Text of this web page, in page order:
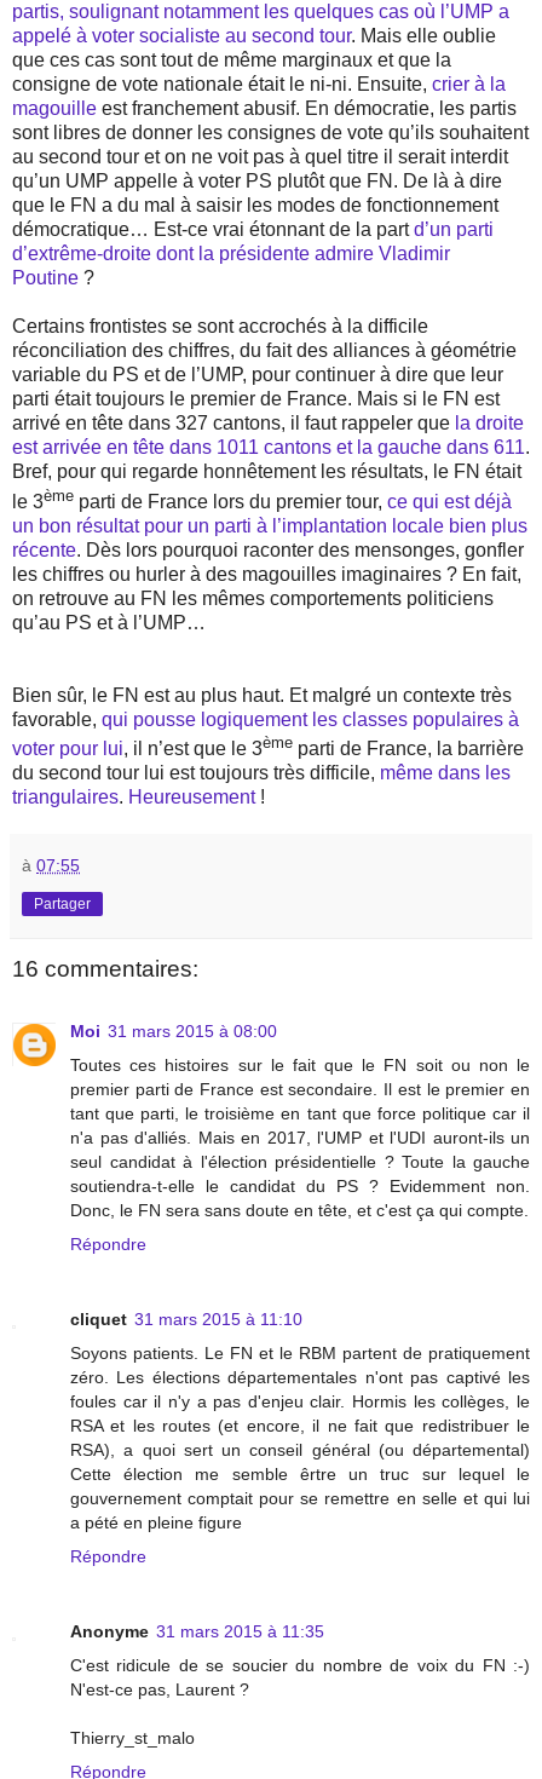
partis, soulignant notamment les quelques cas où l’UMP a
appelé à voter socialiste au second tour. Mais elle oublie
que ces cas sont tout de même marginaux et que la
consigne de vote nationale était le ni-ni. Ensuite, crier à la
magouille est franchement abusif. En démocratie, les partis
sont libres de donner les consignes de vote qu’ils souhaitent
au second tour et on ne voit pas à quel titre il serait interdit
qu’un UMP appelle à voter PS plutôt que FN. De là à dire
que le FN a du mal à saisir les modes de fonctionnement
démocratique… Est-ce vrai étonnant de la partd’un parti
d’extrême-droite dont la présidente admire Vladimir
Poutine ?
Certains frontistes se sont accrochés à la difficile
réconciliation des chiffres, du fait des alliances à géométrie
variable du PS et de l’UMP, pour continuer à dire que leur
parti était toujours le premier de France. Mais si le FN est
arrivé en tête dans 327 cantons, il faut rappeler que la droite
est arrivée en tête dans 1011 cantons et la gauche dans 611.
Bref, pour qui regarde honnêtement les résultats, le FN était
le 3ème parti de France lors du premier tour, ce qui est déjà
un bon résultat pour un parti à l’implantation locale bien plus
récente. Dès lors pourquoi raconter des mensonges, gonfler
les chiffres ou hurler à des magouilles imaginaires ? En fait,
on retrouve au FN les mêmes comportements politiciens
qu’au PS et à l’UMP…
Bien sûr, le FN est au plus haut. Et malgré un contexte très
favorable, qui pousse logiquement les classes populaires à
voter pour lui, il n’est que le 3ème parti de France, la barrière
du second tour lui est toujours très difficile, même dans les
triangulaires. Heureusement !
à 07:55
Partager
16 commentaires:
Moi 31 mars 2015 à 08:00
Toutes ces histoires sur le fait que le FN soit ou non le
premier parti de France est secondaire. Il est le premier en
tant que parti, le troisième en tant que force politique car il
n'a pas d'alliés. Mais en 2017, l'UMP et l'UDI auront-ils un
seul candidat à l'élection présidentielle ? Toute la gauche
soutiendra-t-elle le candidat du PS ? Evidemment non.
Donc, le FN sera sans doute en tête, et c'est ça qui compte.
Répondre
cliquet 31 mars 2015 à 11:10
Soyons patients. Le FN et le RBM partent de pratiquement
zéro. Les élections départementales n'ont pas captivé les
foules car il n'y a pas d'enjeu clair. Hormis les collèges, le
RSA et les routes (et encore, il ne fait que redistribuer le
RSA), a quoi sert un conseil général (ou départemental)
Cette élection me semble êrtre un truc sur lequel le
gouvernement comptait pour se remettre en selle et qui lui
a pété en pleine figure
Répondre
Anonyme 31 mars 2015 à 11:35
C'est ridicule de se soucier du nombre de voix du FN :-)
N'est-ce pas, Laurent ?
Thierry_st_malo
Répondre